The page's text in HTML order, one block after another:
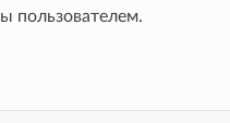
пользователем.